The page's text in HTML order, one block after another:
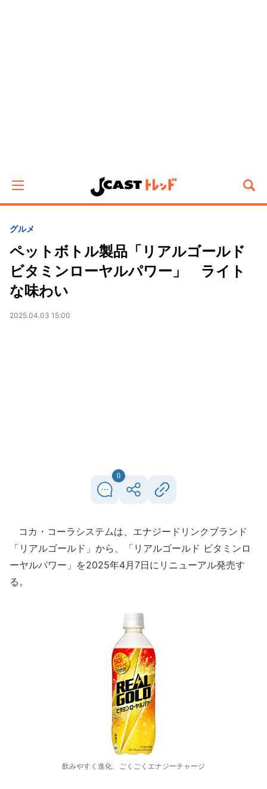
グルメ
ペットボトル製品「リアルゴールド
ビタミンローヤルパワー」 ライト
な味わい
2025.04.03 15:00
0
コカ・コーラシステムは、エナジードリンクブランド
「リアルゴールド」から、「リアルゴールド ビタミンロ
ーヤルパワー」を2025年4月7日にリニューアル発売す
る。
飲みやすく進化、ごくごくエナジーチャージ